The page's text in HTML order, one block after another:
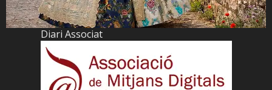
Diari Associat